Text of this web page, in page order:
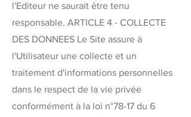
l'Editeur ne saurait être tenu
responsable. ARTICLE 4 - COLLECTE
DES DONNEES Le Site assure à
l'Utilisateur une collecte et un
traitement d'informations personnelles
dans le respect de la vie privée
conformément à la loi n°78-17 du 6